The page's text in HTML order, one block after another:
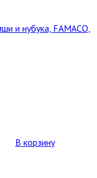
и нубука, FAMACO,
В корзину